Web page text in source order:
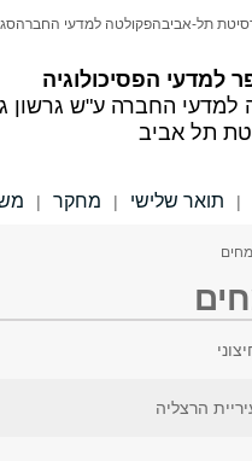
למדעי הפסיכולוגיה
למדעי החברה ע"ש גרשון
תל אביב
תל-אביבהפקולטה למדעי החברה
| תואר שלישי | מחקר |
הרצליה